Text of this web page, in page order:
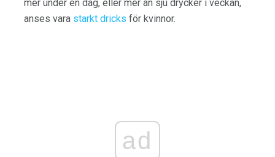
mer under en dag, eller mer än sju drycker i veckan,
anses vara starkt dricks för kvinnor.
ad